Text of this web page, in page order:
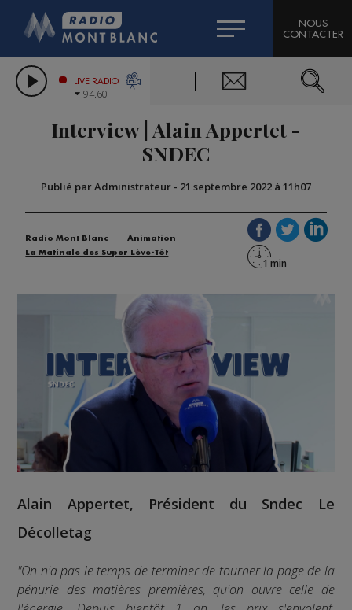
LES CHRONIQUES DE L'EXPERT
CITIZEN MACHINERY
GRAND MASSIF DOMAINES SKIABLES
BIGARD
COMPAGNIE DU MONT-BLANC
NOUS
CONTACTER
LIVE RADIO
94.60
Interview | Alain Appertet -
SNDEC
Publié par Administrateur - 21 septembre 2022 à 11h07
Radio Mont Blanc
Animation
La Matinale des Super Lève-Tôt
Alain Appertet, Président du Sndec Le
Décolletag
"On n'a pas le temps de terminer de tourner la page de la
pénurie des matières premières, qu'on ouvre celle de